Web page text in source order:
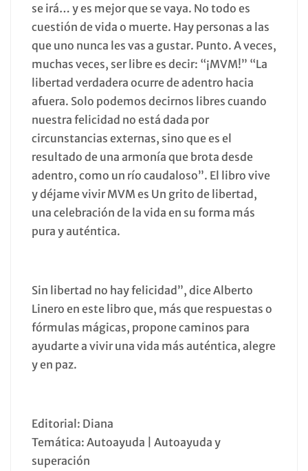
se irá… y es mejor que se vaya. No todo es
cuestión de vida o muerte. Hay personas a las
que uno nunca les vas a gustar. Punto. A veces,
muchas veces, ser libre es decir: “¡MVM!” “La
libertad verdadera ocurre de adentro hacia
afuera. Solo podemos decirnos libres cuando
nuestra felicidad no está dada por
circunstancias externas, sino que es el
resultado de una armonía que brota desde
adentro, como un río caudaloso”. El libro vive
y déjame vivir MVM es Un grito de libertad,
una celebración de la vida en su forma más
pura y auténtica.
Sin libertad no hay felicidad”, dice Alberto
Linero en este libro que, más que respuestas o
fórmulas mágicas, propone caminos para
ayudarte a vivir una vida más auténtica, alegre
y en paz.
Editorial: Diana
Temática: Autoayuda | Autoayuda y
superación